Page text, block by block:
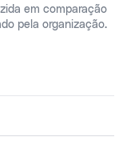
em comparação
pela organização.